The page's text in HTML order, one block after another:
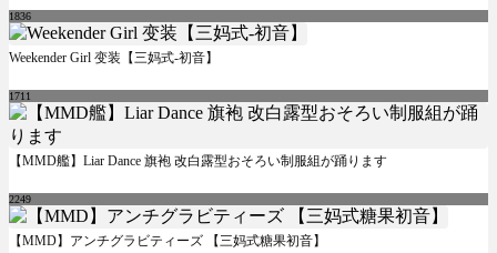
1836
Weekender Girl 变装【三妈式-初音】
1711
【MMD艦】Liar Dance 旗袍 改白露型おそろい制服組が踊ります
2249
【MMD】アンチグラビティーズ 【三妈式糖果初音】